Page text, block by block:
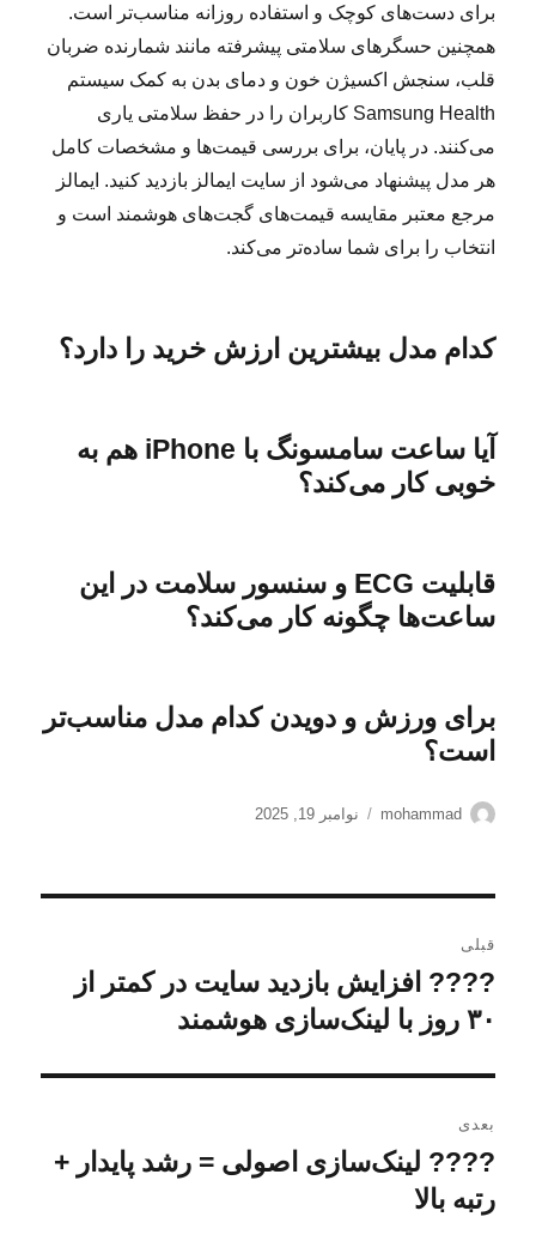
برای دست‌های کوچک و استفاده روزانه مناسب‌تر است.
همچنین حسگرهای سلامتی پیشرفته مانند شمارنده ضربان
قلب، سنجش اکسیژن خون و دمای بدن به کمک سیستم
Samsung Health کاربران را در حفظ سلامتی یاری
می‌کنند. در پایان، برای بررسی قیمت‌ها و مشخصات کامل
هر مدل پیشنهاد می‌شود از سایت ایمالز بازدید کنید. ایمالز
مرجع معتبر مقایسه قیمت‌های گجت‌های هوشمند است و
انتخاب را برای شما ساده‌تر می‌کند.
کدام مدل بیشترین ارزش خرید را دارد؟
آیا ساعت سامسونگ با iPhone هم به
خوبی کار می‌کند؟
قابلیت ECG و سنسور سلامت در این
ساعت‌ها چگونه کار می‌کند؟
برای ورزش و دویدن کدام مدل مناسب‌تر
است؟
نویسنده
mohammad
ارسال
نوامبر 19, 2025
نوشته
قبلی
نوشته
قبلی:
???? افزایش بازدید سایت در کمتر از
۳۰ روز با لینک‌سازی هوشمند
بعدی
نوشته
بعدی:
???? لینک‌سازی اصولی = رشد پایدار +
رتبه بالا